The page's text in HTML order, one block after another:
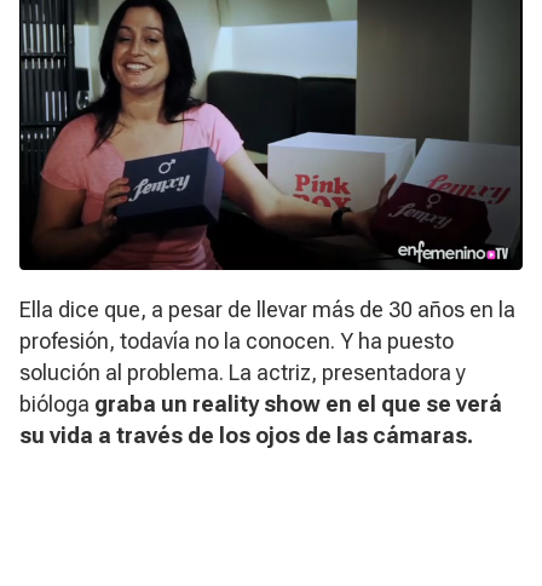
Ella dice que, a pesar de llevar más de 30 años en la
profesión, todavía no la conocen. Y ha puesto
solución al problema. La actriz, presentadora y
bióloga graba un reality show en el que se verá
su vida a través de los ojos de las cámaras.